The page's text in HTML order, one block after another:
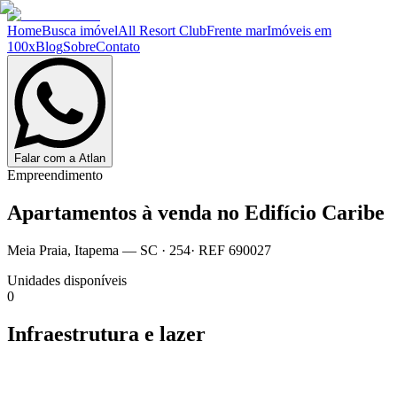
HomeBusca imóvelAll Resort ClubFrente marImóveis em
100xBlogSobreContato
Falar com a Atlan
Empreendimento
Apartamentos à venda no Edifício Caribe
Meia Praia, Itapema — SC · 254· REF 690027
Unidades disponíveis
0
Infraestrutura e lazer